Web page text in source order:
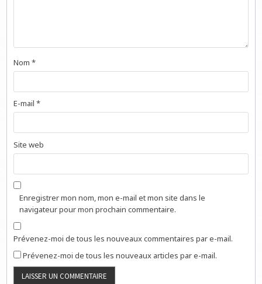
Nom*
E-mail*
Site web
Enregistrer mon nom, mon e-mail et mon site dans le
navigateur pour mon prochain commentaire.
Prévenez-moi de tous les nouveaux commentaires par e-mail.
Prévenez-moi de tous les nouveaux articles par e-mail.